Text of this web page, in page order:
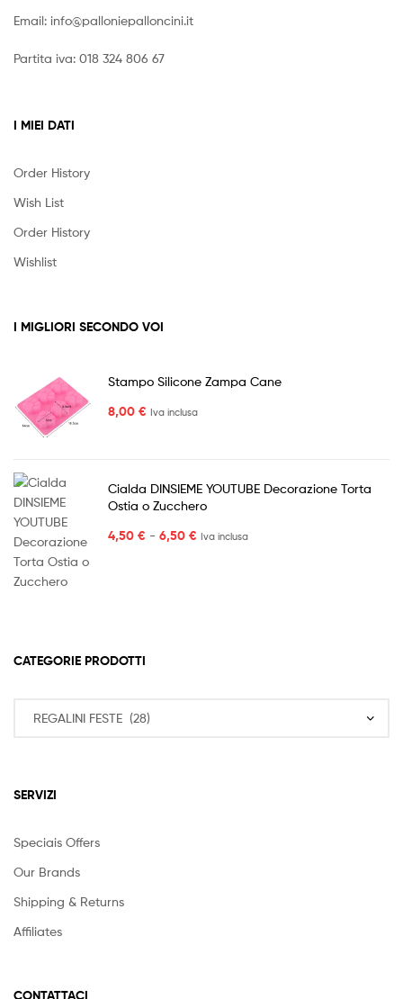
Email: info@palloniepalloncini.it
Partita iva: 018 324 806 67
I MIEI DATI
Order History
Wish List
Order History
Wishlist
I MIGLIORI SECONDO VOI
Stampo Silicone Zampa Cane
8,00 € Iva inclusa
Cialda DINSIEME YOUTUBE Decorazione Torta
Ostia o Zucchero
4,50 € - 6,50 € Fascia
Iva inclusa
CATEGORIE PRODOTTI
SERVIZI
Speciais Offers
Our Brands
Shipping & Returns
Affiliates